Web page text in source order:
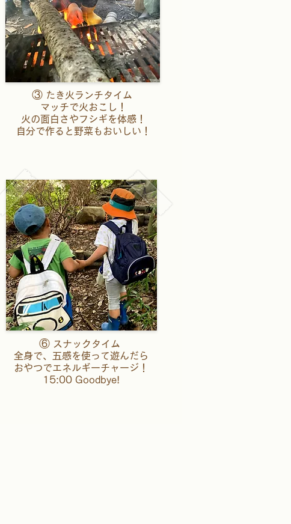
③ たき火ランチタイム
マッチで火おこし！
火の面白さやフシギを体感！
自分で作ると野菜もおいしい！
⑥ スナックタイム
​全身で、五感を使って遊んだら
​おやつでエネルギーチャージ！
15:00 Goodbye!